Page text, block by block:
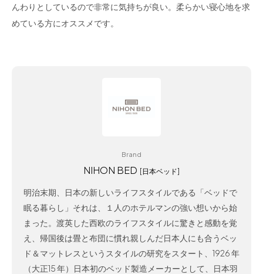
んわりとしているので非常に気持ちが良い。柔らかい寝心地を求
めている方にオススメです。
Brand
NIHON BED [日本ベッド]
明治末期、日本の新しいライフスタイルである「ベッドで
眠る暮らし」それは、１人のホテルマンの強い想いから始
まった。渡英した西欧のライフスタイルに驚きと感動を覚
え、帰国後は畳と布団に慣れ親しんだ日本人にも合うベッ
ド＆マットレスというスタイルの研究をスタート、1926 年
（大正15 年）日本初のベッド製造メーカーとして、日本羽